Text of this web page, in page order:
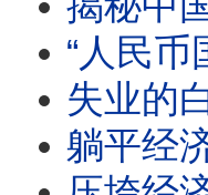
“人民币国际化
失业的白领阶层
躺平经济学：底